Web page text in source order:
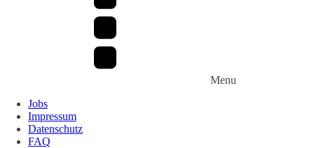
Menu
Jobs
Impressum
Datenschutz
FAQ